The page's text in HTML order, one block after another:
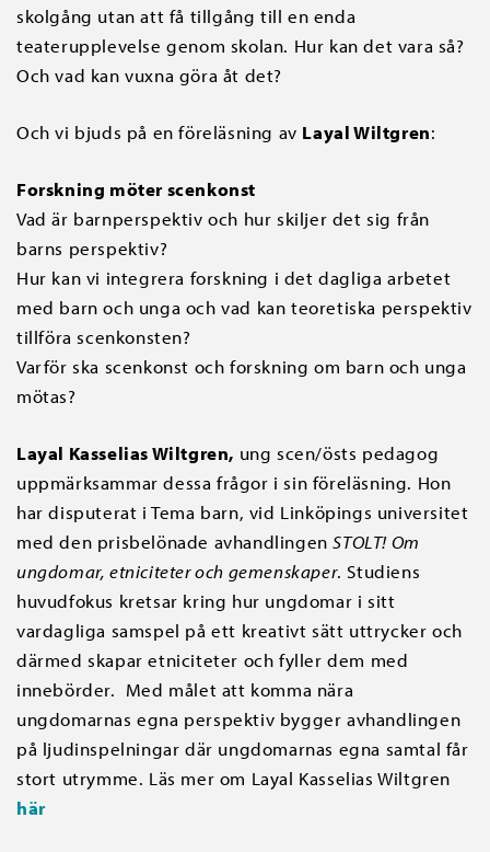
skolgång utan att få tillgång till en enda
teaterupplevelse genom skolan. Hur kan det vara så?
Och vad kan vuxna göra åt det?
Och vi bjuds på en föreläsning av Layal Wiltgren:
Forskning möter scenkonst
Vad är barnperspektiv och hur skiljer det sig från
barns perspektiv?
Hur kan vi integrera forskning i det dagliga arbetet
med barn och unga och vad kan teoretiska perspektiv
tillföra scenkonsten?
Varför ska scenkonst och forskning om barn och unga
mötas?
Layal Kasselias Wiltgren, ung scen/östs pedagog
uppmärksammar dessa frågor i sin föreläsning. Hon
har disputerat i Tema barn, vid Linköpings universitet
med den prisbelönade avhandlingenSTOLT! Om
ungdomar, etniciteter och gemenskaper. Studiens
huvudfokus kretsar kring hur ungdomar i sitt
vardagliga samspel på ett kreativt sätt uttrycker och
därmed skapar etniciteter och fyller dem med
innebörder. Med målet att komma nära
ungdomarnas egna perspektiv bygger avhandlingen
på ljudinspelningar där ungdomarnas egna samtal får
stort utrymme. Läs mer om Layal Kasselias Wiltgren
här